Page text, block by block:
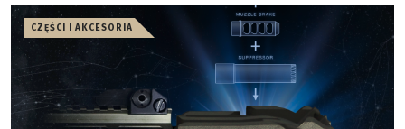
CZĘŚCI I AKCESORIA